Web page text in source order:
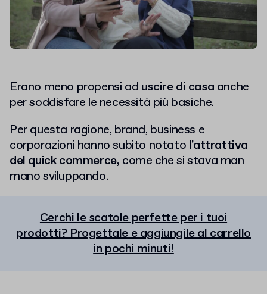
Erano meno propensi ad uscire di casa anche
per soddisfare le necessità più basiche.
Per questa ragione, brand, business e
corporazioni hanno subito notato l'attrattiva
del quick commerce, come che si stava man
mano sviluppando.
Cerchi le scatole perfette per i tuoi
prodotti? Progettale e aggiungile al carrello
in pochi minuti!